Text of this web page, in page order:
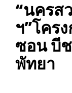
“นครส
ฯ”โคร
ซอน บี
พัทยา